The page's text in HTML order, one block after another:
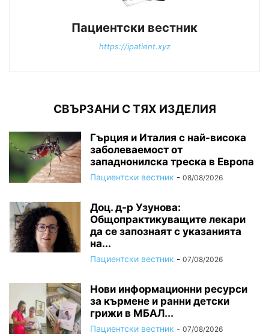
Пациентски вестник
https://ipatient.xyz
СВЪРЗАНИ С ТЯХ ИЗДЕЛИЯ
Гърция и Италия с най-висока
заболеваемост от
западнонилска треска в Европа
Пациентски вестник - 08/08/2026
Доц. д-р Узунова:
Общопрактикуващите лекари
да се запознаят с указанията
на...
Пациентски вестник - 07/08/2026
Нови информационни ресурси
за кърмене и ранни детски
грижи в МБАЛ...
Пациентски вестник - 07/08/2026